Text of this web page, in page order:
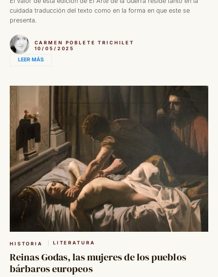
cuidada traducción del texto como en la forma en que este se
presenta.
CARMEN POBLETE TRICHILET
10/05/2025
LEER MÁS
HISTORIA LITERATURA
Reinas Godas, las mujeres de los pueblos
bárbaros europeos